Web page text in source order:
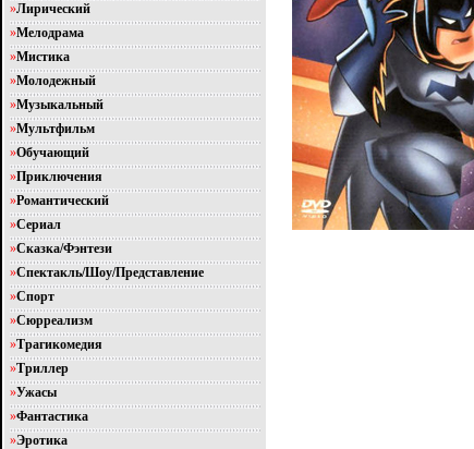
»Лирический
»Мелодрама
»Мистика
»Молодежный
»Музыкальный
»Мультфильм
»Обучающий
»Приключения
»Романтический
»Сериал
»Сказка/Фэнтези
»Спектакль/Шоу/Представление
»Спорт
»Сюрреализм
»Трагикомедия
»Триллер
»Ужасы
»Фантастика
»Эротика